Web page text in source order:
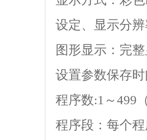
设定、显示分
图形显示：完
设置参数保存时
程序数:1～499（
程序段：每个程